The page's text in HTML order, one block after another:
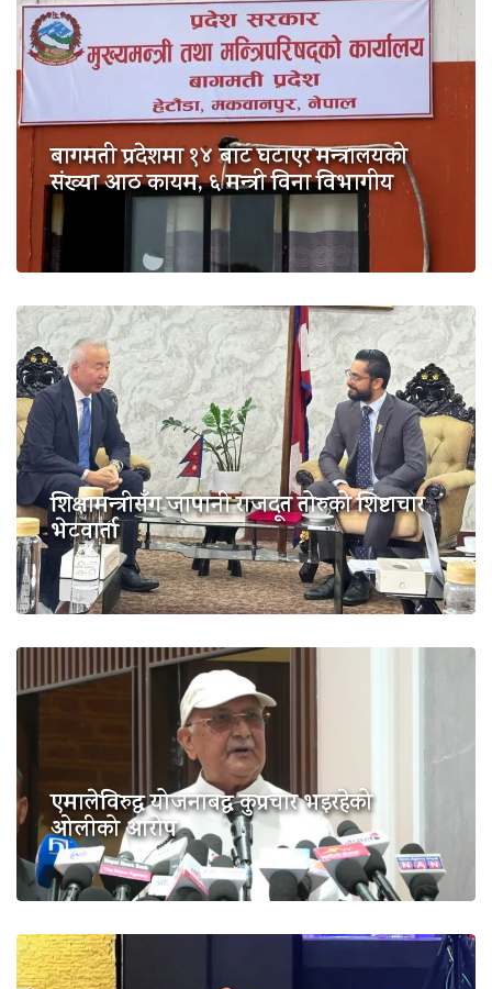
बागमती प्रदेशमा १४ बाट घटाएर मन्त्रालयको
संख्या आठ कायम, ६ मन्त्री विना विभागीय
शिक्षामन्त्रीसँग जापानी राजदूत तोरुको शिष्टाचार
भेटवार्ता
एमालेविरुद्ध योजनाबद्ध कुप्रचार भइरहेको
ओलीको आरोप